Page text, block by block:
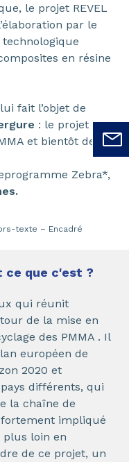
le projet REVEL
par le
technologique
en résine
fait l’objet de
: le projet
et bientôt des
Zebra*,
texte – Encadré
ce que c'est ?
qui réunit
de la mise en
des PMMA . Il
européen de
2020 et
différents, qui
la chaîne de
fortement impliqué
plus loin en
de ce projet, un